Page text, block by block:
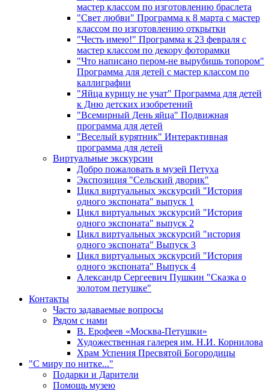
мастер классом по изготовлению браслета
"Свет любви" Программа к 8 марта с мастер
классом по изготовлению открытки
"Честь имею!" Программа к 23 февраля с
мастер классом по декору фоторамки
"Что написано пером-не вырубишь топором"
Программа для детей с мастер классом по
каллиграфии
"Яйца курицу не учат" Программа для детей
к Дню детских изобретений
"Всемирный День яйца" Подвижная
программа для детей
"Веселый курятник" Интерактивная
программа для детей
Виртуальные экскурсии
Добро пожаловать в музей Петуха
Экспозиция "Сельский дворик"
Цикл виртуальных экскурсий "История
одного экспоната" выпуск 1
Цикл виртуальных экскурсий "История
одного экспоната" выпуск 2
Цикл виртуальных экскурсий "история
одного экспоната" Выпуск 3
Цикл виртуальных экскурсий "История
одного экспоната" Выпуск 4
Александр Сергеевич Пушкин "Сказка о
золотом петушке"
Контакты
Часто задаваемые вопросы
Рядом с нами
В. Ерофеев «Москва-Петушки»
Художественная галерея им. Н.И. Корнилова
Храм Успения Пресвятой Богородицы
"С миру по нитке..."
Подарки и Дарители
Помощь музею